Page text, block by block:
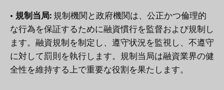
• 規制当局: 規制機関と政府機関は、公正かつ倫理的
な行為を保証するために融資慣行を監督および規制し
ます。融資規制を制定し、遵守状況を監視し、不遵守
に対して罰則を執行します。規制当局は融資業界の健
全性を維持する上で重要な役割を果たします。